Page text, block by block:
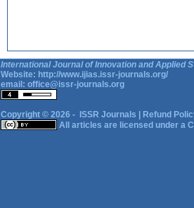
International Journal of Innovation and Applied
Website: http://www.ijias.issr-journals.org/
email: office@issr-journals.org
Copyright © 2026 - ISSR Journals
Refund
All articles are licensed under a